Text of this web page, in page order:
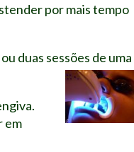
por mais tempo
duas sessões de uma
em